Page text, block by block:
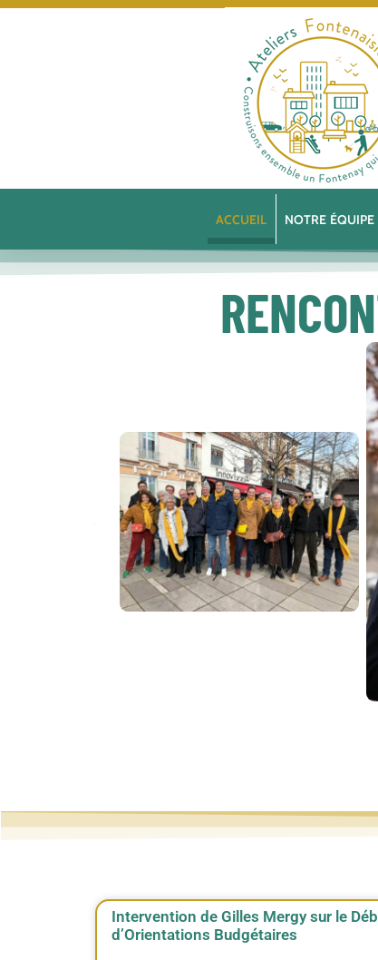
ACCUEIL NOTRE ÉQUIPE
Intervention de Gilles Mergy sur le
d’Orientations Budgétaires